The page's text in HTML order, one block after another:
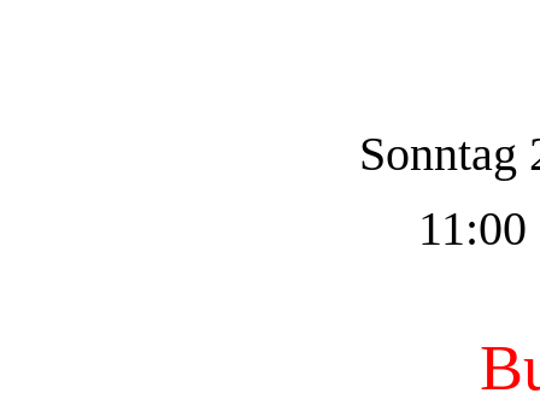
Sonntag